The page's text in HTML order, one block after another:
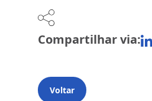
Compartilhar via:
Voltar